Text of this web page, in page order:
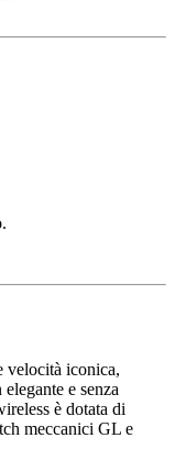
iconica,
e senza
è dotata di
meccanici GL e